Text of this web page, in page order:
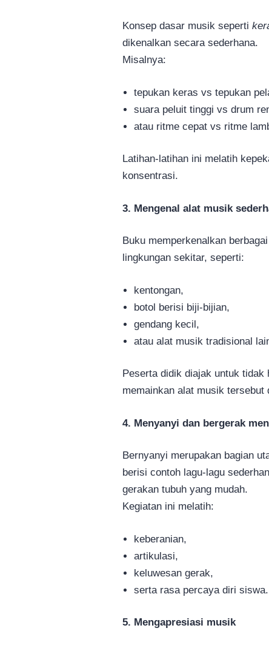
Konsep dasar musik seperti
dikenalkan secara sederhana.
Misalnya:
tepukan keras vs tepukan
suara peluit tinggi vs drum
atau ritme cepat vs ritme
Latihan-latihan ini melatih
konsentrasi.
3. Mengenal alat musik
Buku memperkenalkan
lingkungan sekitar, seperti:
kentongan,
botol berisi biji-bijian,
gendang kecil,
atau alat musik tradisional
Peserta didik diajak untuk tidak
memainkan alat musik
4. Menyanyi dan bergerak
Bernyanyi merupakan bagian
berisi contoh lagu-lagu
gerakan tubuh yang mudah.
Kegiatan ini melatih:
keberanian,
artikulasi,
keluwesan gerak,
serta rasa percaya diri siswa.
5. Mengapresiasi musik